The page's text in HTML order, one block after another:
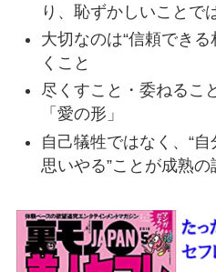
り、恥ずかしいことで
大切なのは“信頼でき
くこと
尽くすこと・委ねるこ
「愛の形」
自己犠牲ではなく、“
思いやる”ことが成熟の